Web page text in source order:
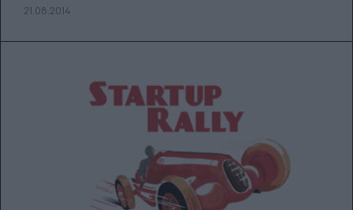
21.08.2014